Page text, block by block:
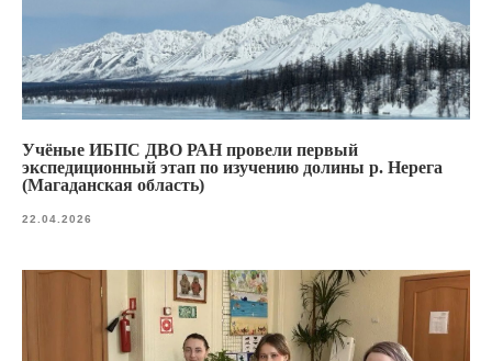
Учёные ИБПС ДВО РАН провели первый
экспедиционный этап по изучению долины р. Нерега
(Магаданская область)
22.04.2026